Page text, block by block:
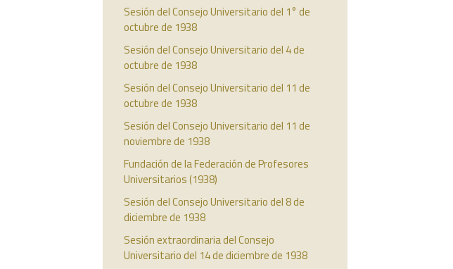
Sesión del Consejo Universitario del 1° de
octubre de 1938
Sesión del Consejo Universitario del 4 de
octubre de 1938
Sesión del Consejo Universitario del 11 de
octubre de 1938
Sesión del Consejo Universitario del 11 de
noviembre de 1938
Fundación de la Federación de Profesores
Universitarios (1938)
Sesión del Consejo Universitario del 8 de
diciembre de 1938
Sesión extraordinaria del Consejo
Universitario del 14 de diciembre de 1938